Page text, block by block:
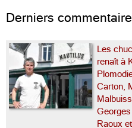
Derniers
Les
renaît à
Carton,
Raoux